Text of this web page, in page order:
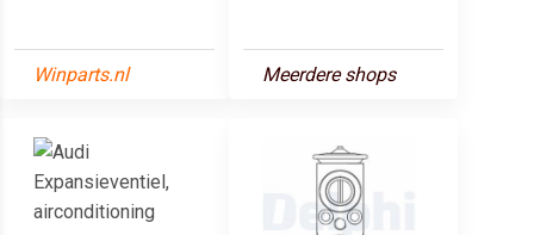
Winparts.nl Meerdere shops